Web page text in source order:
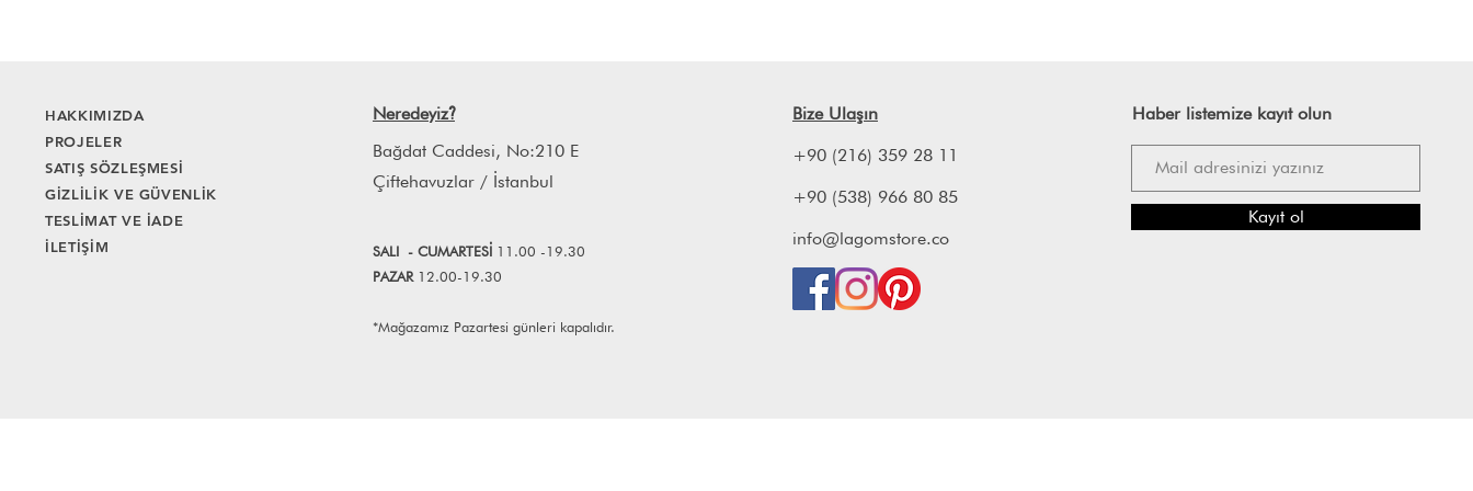
HAKKIMIZDA
PROJELER
SATIŞ SÖZLEŞMESİ
GİZLİLİK VE GÜVENLİK
TESLİMAT VE İADE
İLETİŞİM
Neredeyiz?
Bağdat Caddesi, No:210 E
Çiftehavuzlar / İstanbul
SALI - CUMARTESİ 11.00 -19.30
PAZAR 12.00-19.30
*Mağazamız Pazartesi günleri kapalıdır.
Bize Ulaşın
+90 (216) 359 28 11
+90 (538) 966 80 85
info@lagomstore.co
Haber listemize kayıt olun
Kayıt ol